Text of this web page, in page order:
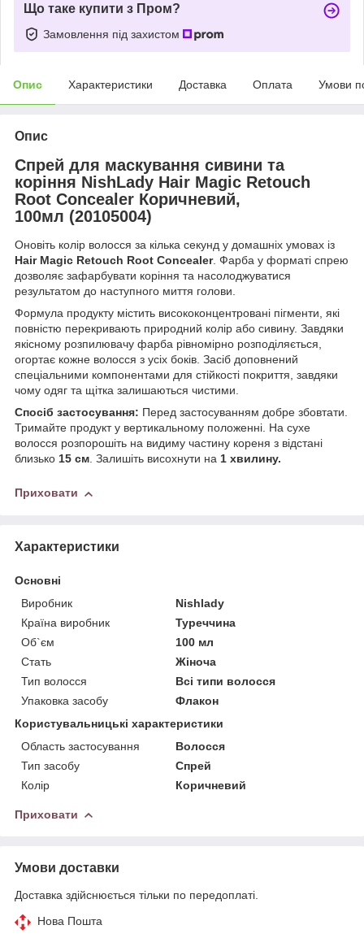
Що таке купити з Пром?
Замовлення під захистом
Опис Характеристики Доставка Оплата Умови
Опис
Спрей для маскування сивини та
коріння NishLady Hair Magic Retouch
Root Concealer Коричневий,
100мл (20105004)
Оновіть колір волосся за кілька секунд у домашніх умовах із
Hair Magic Retouch Root Concealer. Фарба у форматі спрею
дозволяє зафарбувати коріння та насолоджуватися
результатом до наступного миття голови.
Формула продукту містить висококонцентровані пігменти, які
повністю перекривають природний колір або сивину. Завдяки
якісному розпилювачу фарба рівномірно розподіляється,
огортає кожне волосся з усіх боків. Засіб доповнений
спеціальними компонентами для стійкості покриття, завдяки
чому одяг та щітка залишаються чистими.
Спосіб застосування: Перед застосуванням добре збовтати.
Тримайте продукт у вертикальному положенні. На сухе
волосся розпорошіть на видиму частину кореня з відстані
близько 15 см. Залишіть висохнути на 1 хвилину.
Приховати
Характеристики
Основні
Виробник
Nishlady
Країна виробник
Туреччина
Об`єм
100 мл
Стать
Жіноча
Тип волосся
Всі типи волосся
Упаковка засобу
Флакон
Користувальницькі характеристики
Область застосування
Волосся
Тип засобу
Спрей
Колір
Коричневий
Приховати
Умови доставки
Доставка здійснюється тільки по передоплаті.
Нова Пошта